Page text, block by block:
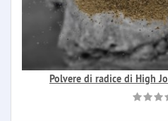
Polvere di radice di High